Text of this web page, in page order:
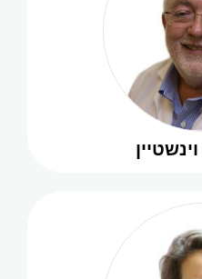
שיקום הפה,
ובטשטוש
קריאה
פטלה